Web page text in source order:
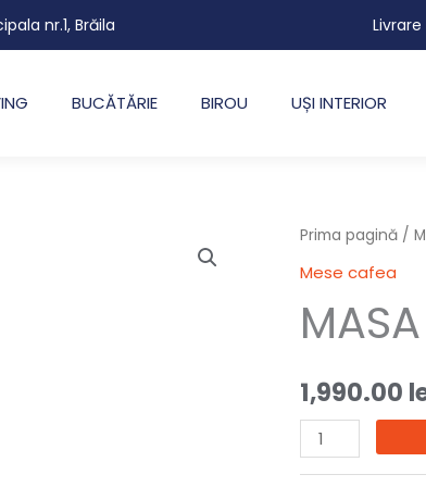
nr.1, Brăila
BUCĂTĂRIE BIROU UȘI INTERIOR
Prima pagină /
Mese cafea
1,990.00
Cantitate
MASA
EVEREST